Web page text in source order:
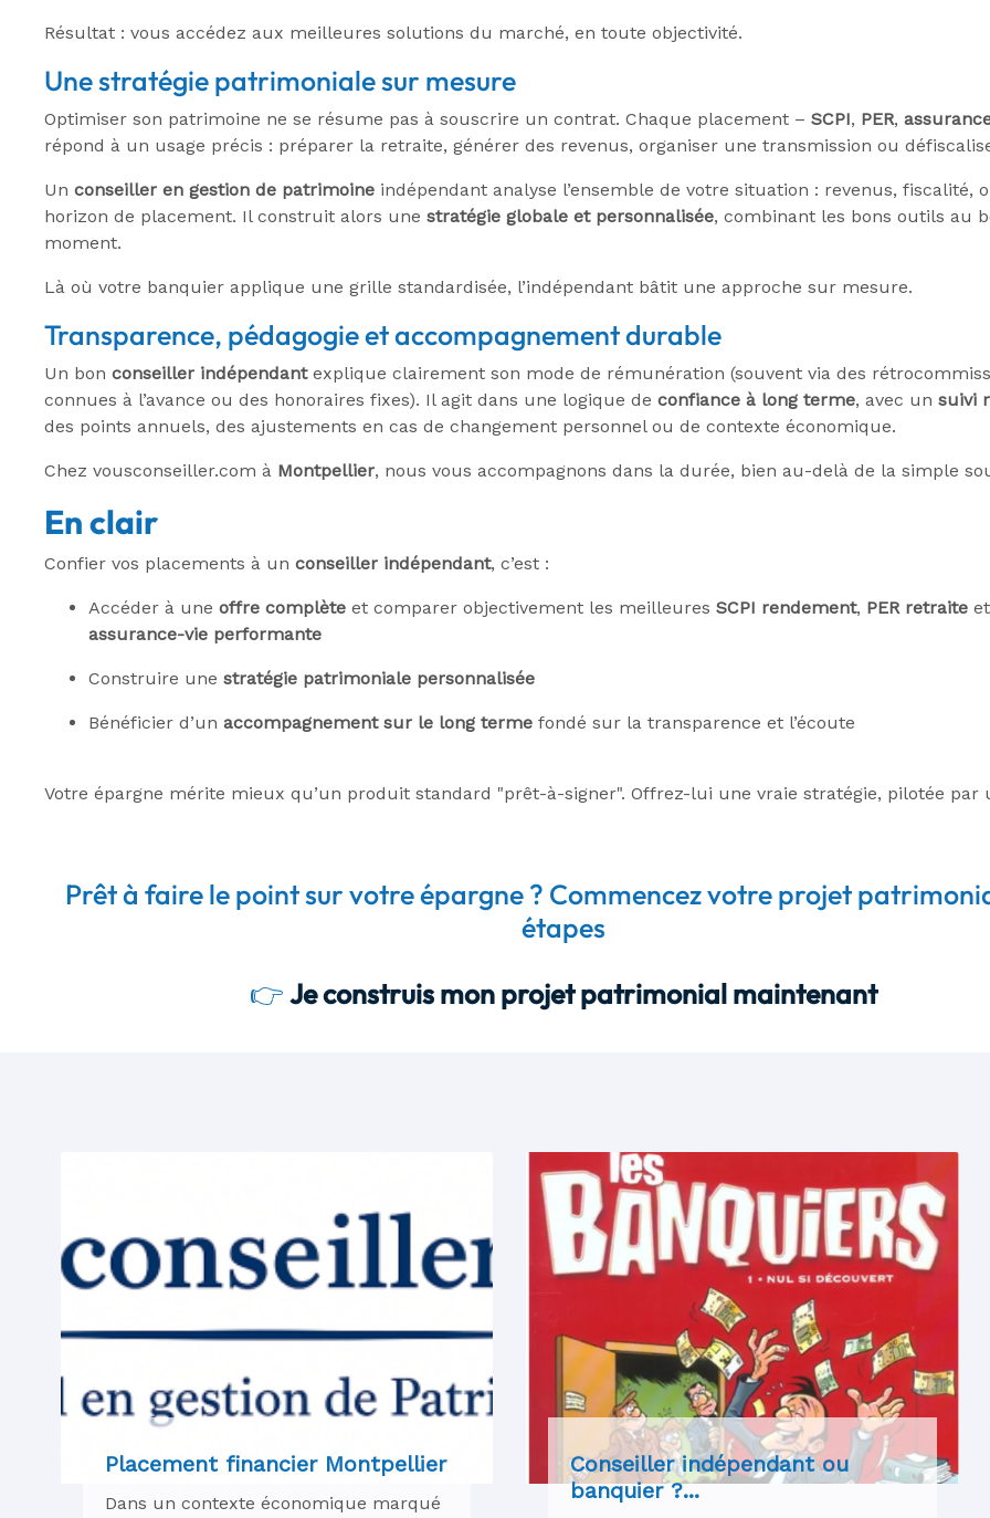
Résultat : vous accédez aux meilleures solutions du marché, en toute objectivité.
Une stratégie patrimoniale sur mesure
Optimiser son patrimoine ne se résume pas à souscrire un contrat. Chaque placement – SCPI, PER,
répond à un usage précis : préparer la retraite, générer des revenus, organiser une transmission ou
Un conseiller en gestion de patrimoine indépendant analyse l’ensemble de votre situation : revenus, fiscalité,
horizon de placement. Il construit alors une stratégie globale et personnalisée, combinant les bons outils au
moment.
Là où votre banquier applique une grille standardisée, l’indépendant bâtit une approche sur mesure.
Transparence, pédagogie et accompagnement durable
Un bon conseiller indépendantexplique clairement son mode de rémunération (souvent via des
connues à l’avance ou des honoraires fixes). Il agit dans une logique de confiance à long terme, avec un suivi
des points annuels, des ajustements en cas de changement personnel ou de contexte économique.
Chez vousconseiller.com à Montpellier, nous vous accompagnons dans la durée, bien au-delà de la simple
En clair
Confier vos placements à un conseiller indépendant, c’est :
Accéder à une offre complète et comparer objectivement les meilleures SCPI rendement, PER retraite et
assurance-vie performante
Construire une stratégie patrimoniale personnalisée
Bénéficier d’un accompagnement sur le long terme fondé sur la transparence et l’écoute
Votre épargne mérite mieux qu’un produit standard "prêt-à-signer". Offrez-lui une vraie stratégie, pilotée par
Prêt à faire le point sur votre épargne ? Commencez votre projet
étapes
👉Je construis mon projet patrimonial maintenant
Placement financier Montpellier
Dans un contexte économique marqué
Conseiller indépendant ou
banquier ?...